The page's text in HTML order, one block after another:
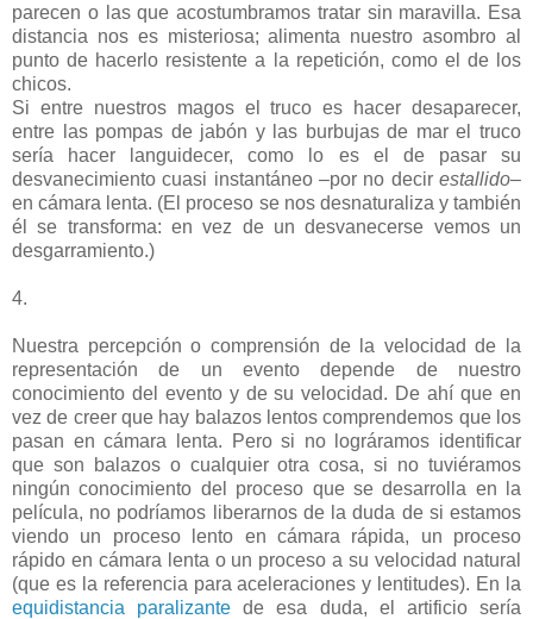
parecen o las que acostumbramos tratar sin maravilla. Esa
distancia nos es misteriosa; alimenta nuestro asombro al
punto de hacerlo resistente a la repetición, como el de los
chicos.
Si entre nuestros magos el truco es hacer desaparecer,
entre las pompas de jabón y las burbujas de mar el truco
sería hacer languidecer, como lo es el de pasar su
desvanecimiento cuasi instantáneo –por no decir estallido–
en cámara lenta. (El proceso se nos desnaturaliza y también
él se transforma: en vez de un desvanecerse vemos un
desgarramiento.)
4.
Nuestra percepción o comprensión de la velocidad de la
representación de un evento depende de nuestro
conocimiento del evento y de su velocidad. De ahí que en
vez de creer que hay balazos lentos comprendemos que los
pasan en cámara lenta. Pero si no lográramos identificar
que son balazos o cualquier otra cosa, si no tuviéramos
ningún conocimiento del proceso que se desarrolla en la
película, no podríamos liberarnos de la duda de si estamos
viendo un proceso lento en cámara rápida, un proceso
rápido en cámara lenta o un proceso a su velocidad natural
(que es la referencia para aceleraciones y lentitudes). En la
equidistancia paralizante de esa duda, el artificio sería